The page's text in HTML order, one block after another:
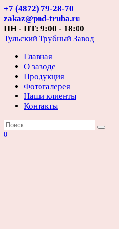
Перейти
к
содержанию
+7 (4872) 79-28-70
zakaz@pnd-truba.ru
ПН - ПТ: 9:00 - 18:00
Тульский Трубный Завод
Главная
О заводе
Продукция
Фотогалерея
Наши клиенты
Контакты
Search
for:
0